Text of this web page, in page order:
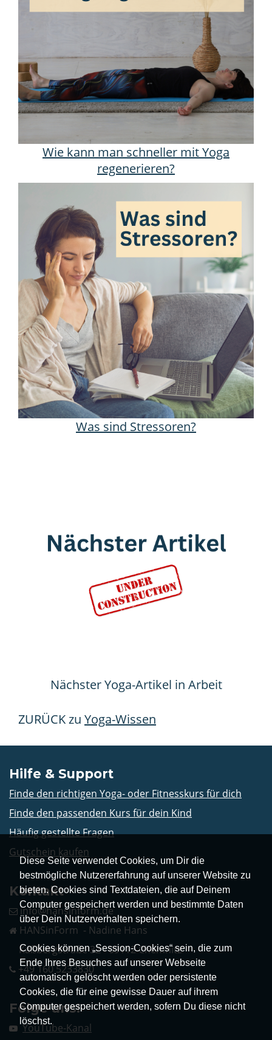
Diese Seite verwendet Cookies, um Dir die
bestmögliche Nutzererfahrung auf unserer Website zu
bieten. Cookies sind Textdateien, die auf Deinem
Computer gespeichert werden und bestimmte Daten
über Dein Nutzerverhalten speichern.
Cookies können „Session-Cookies“ sein, die zum
Ende Ihres Besuches auf unserer Webseite
automatisch gelöscht werden oder persistente
Cookies, die für eine gewisse Dauer auf ihrem
Computer gespeichert werden, sofern Du diese nicht
löschst.
Wie kann man schneller mit Yoga
regenerieren?
Was sind Stressoren?
Nächster Yoga-Artikel in Arbeit
ZURÜCK zu Yoga-Wissen
Hilfe & Support
Finde den richtigen Yoga- oder Fitnesskurs für dich
Finde den passenden Kurs für dein Kind
Häufig gestellte Fragen
Gutschein kaufen
Kontakt
info@hansinform.de
HANSinForm - Nadine Hans
Kaßbergstraße 32 - 09112 Chemnitz
+49 160 5233830
Folge uns!
YouTube-Kanal